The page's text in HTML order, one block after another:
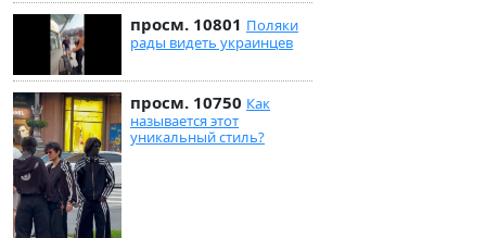
просм. 10801 Поляки
рады видеть украинцев
просм. 10750 Как
называется этот
уникальный стиль?